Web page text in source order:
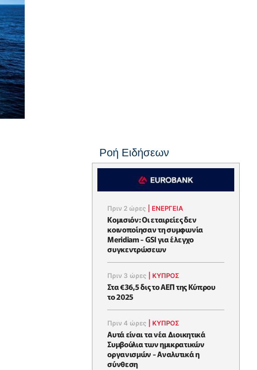
Ροή Ειδήσεων
Πριν 2 ώρες ΕΝΈΡΓΕΙΑ
Κομισιόν: Οι εταιρείες δεν
κοινοποίησαν τη συμφωνία
Meridiam - GSI για έλεγχο
συγκεντρώσεων
Πριν 3 ώρες ΚΥΠΡΟΣ
Στα €36,5 δις το ΑΕΠ της Κύπρου
το 2025
Πριν 4 ώρες ΚΥΠΡΟΣ
Αυτά είναι τα νέα Διοικητικά
Συμβούλια των ημικρατικών
οργανισμών - Αναλυτικά η
σύνθεση